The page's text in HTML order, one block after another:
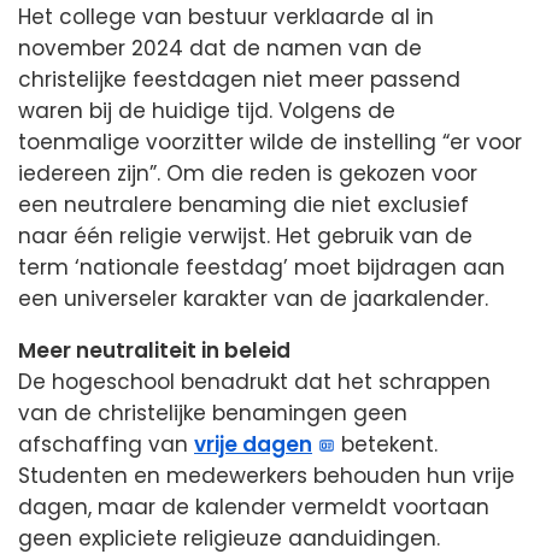
Het college van bestuur verklaarde al in
november 2024 dat de namen van de
christelijke feestdagen niet meer passend
waren bij de huidige tijd. Volgens de
toenmalige voorzitter wilde de instelling “er voor
iedereen zijn”. Om die reden is gekozen voor
een neutralere benaming die niet exclusief
naar één religie verwijst. Het gebruik van de
term ‘nationale feestdag’ moet bijdragen aan
een universeler karakter van de jaarkalender.
Meer neutraliteit in beleid
De hogeschool benadrukt dat het schrappen
van de christelijke benamingen geen
afschaffing van vrije dagen
betekent.
Studenten en medewerkers behouden hun vrije
dagen, maar de kalender vermeldt voortaan
geen expliciete religieuze aanduidingen.